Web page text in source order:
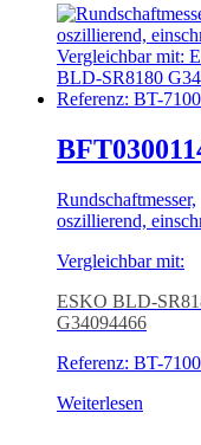
Rundschaftmesser,
oszillierend,
Vergleichbar mit:
ESKO BLD-
G34094466
Referenz: BT-
Weiterlesen